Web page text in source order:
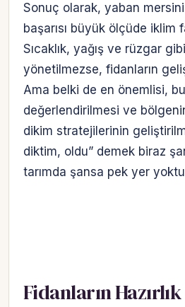
Hesabına giriş yap
Sonuç olarak, yaban mersini
başarısı büyük ölçüde iklim
Sıcaklık, yağış ve rüzgar
yönetilmezse, fidanların
Ama belki de en önemlisi,
değerlendirilmesi ve
dikim stratejilerinin
diktim, oldu” demek biraz
tarımda şansa pek yer
Fidanların